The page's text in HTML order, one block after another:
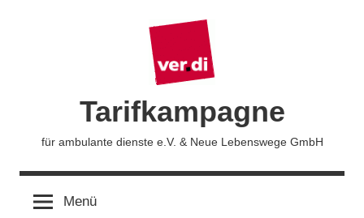
Tarifkampagne
für ambulante dienste e.V. & Neue Lebenswege GmbH
Menü